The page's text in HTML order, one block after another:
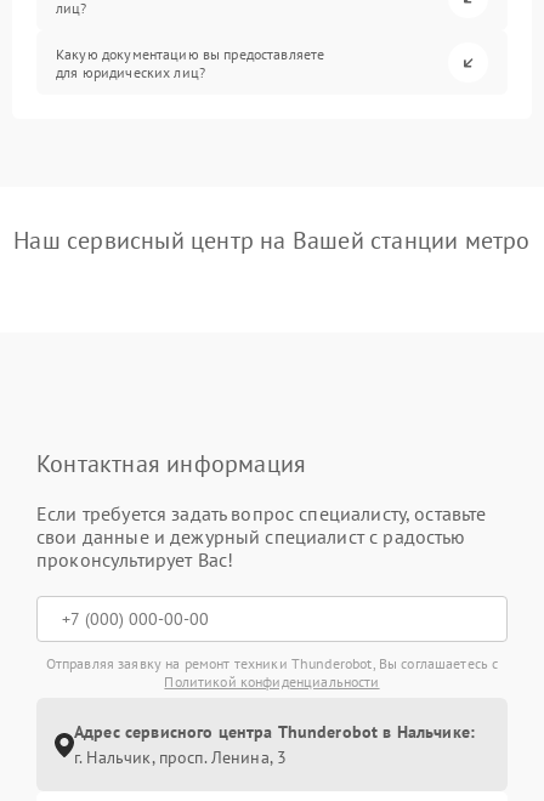
лиц?
Какую документацию вы предоставляете
для юридических лиц?
Наш сервисный центр на Вашей станции метро
Контактная информация
Если требуется задать вопрос специалисту, оставьте
свои данные и дежурный специалист с радостью
проконсультирует Вас!
Отправляя заявку на ремонт техники Thunderobot, Вы соглашаетесь с
Политикой конфиденциальности
Адрес сервисного центра Thunderobot в Нальчике:
г. Нальчик, просп. Ленина, 3